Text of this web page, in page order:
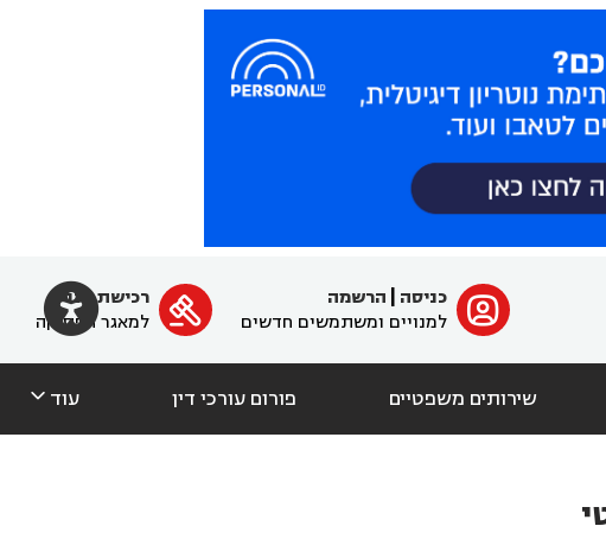
 ﱐ כניסה
הרשמה
למנויים ומשתמשים חדשים

רכישת מנוי
למאגר הפסיקה
שירותים משפטיים פורום עורכי דין עוד 